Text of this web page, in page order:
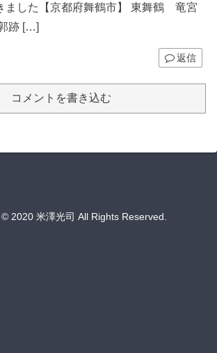
ました【京都府舞鶴市】 東舞鶴 竜宮
跡 […]
返信
コメントを書き込む
2020 米澤光司 All Rights Reserved.